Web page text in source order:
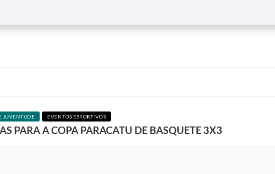
JUVENTUDE EVENTOS ESPORTIVOS
PARA A COPA PARACATU DE BASQUETE 3X3